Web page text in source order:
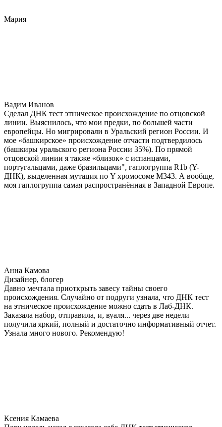
Мария
Вадим Иванов
Сделал ДНК тест этническое происхождение по отцовской
линии. Выяснилось, что мои предки, по большей части
европейцы. Но мигрировали в Уральский регион России. И
мое «башкирское» происхождение отчасти подтвердилось
(башкиры уральского региона России 35%). По прямой
отцовской линии я также «близок» с испанцами,
португальцами, даже бразильцами", гаплогруппа R1b (Y-
ДНК), выделенная мутация по Y хромосоме М343. А вообще,
моя гаплогруппа самая распространённая в Западной Европе.
Анна Камова
Дизайнер, блогер
Давно мечтала приоткрыть завесу тайны своего
происхождения. Случайно от подруги узнала, что ДНК тест
на этническое происхождение можно сдать в Лаб-ДНК.
Заказала набор, отправила, и, вуаля... через две недели
получила яркий, полный и достаточно информативный отчет.
Узнала много нового. Рекомендую!
Ксения Камаева